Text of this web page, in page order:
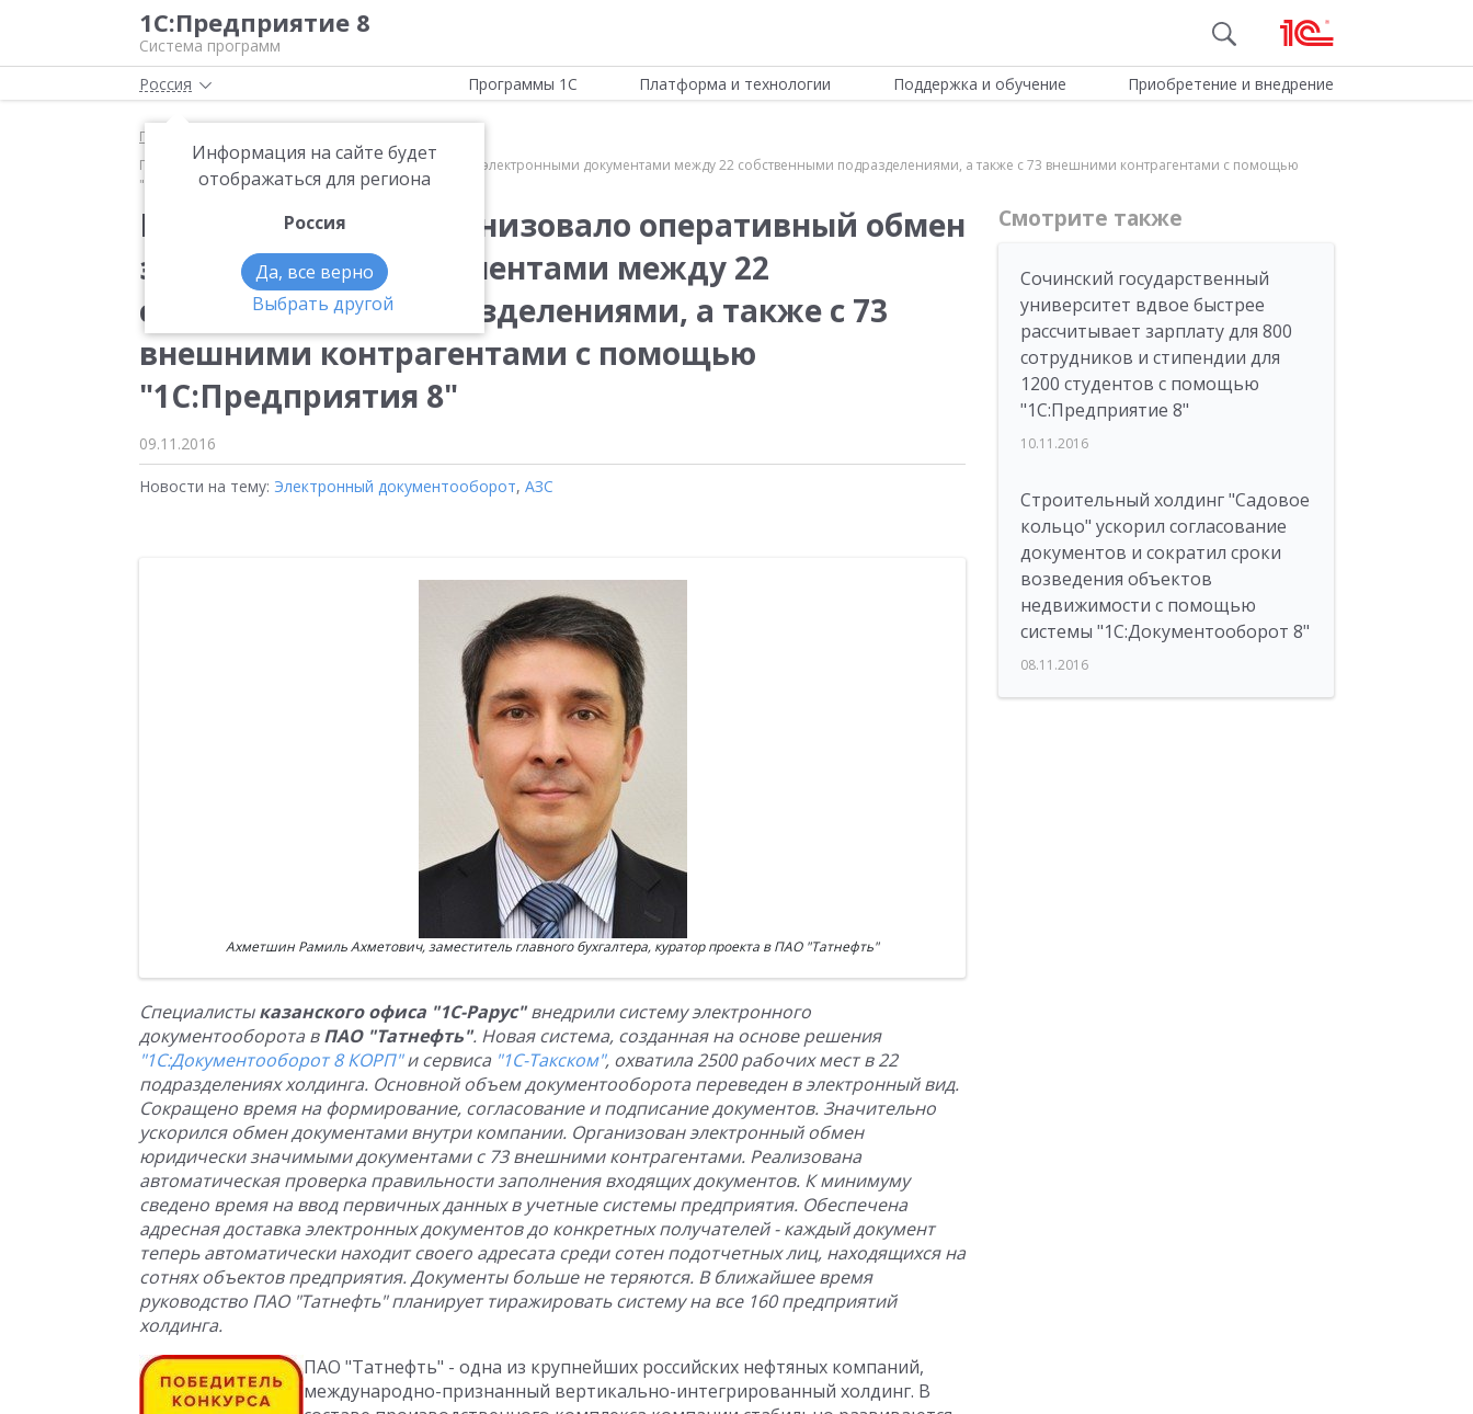
1С:Предприятие 8
Система программ
Россия
Информация на сайте будет
отображаться для региона
Россия
Да, все верно
Выбрать другой
Программы 1С Платформа и технологии Поддержка и обучение Приобретение и внедрение
Главная
ПАО "Татнефть" организовало оперативный обмен электронными документами между 22 собственными подразделениями, а также с 73 внешними контрагентами с помощью
"1С:Предприятия 8"
ПАО "Татнефть" организовало оперативный обмен
электронными документами между 22
собственными подразделениями, а также с 73
внешними контрагентами с помощью
"1С:Предприятия 8"
09.11.2016
Новости на тему: Электронный документооборот, АЗС
Ахметшин Рамиль Ахметович, заместитель главного бухгалтера, куратор проекта в ПАО "Татнефть"
Специалистыказанского офиса "1С-Рарус"внедрили систему электронного
документооборота вПАО "Татнефть". Новая система, созданная на основе решения
"1С:Документооборот 8 КОРП"и сервиса "1С-Такском", охватила 2500 рабочих мест в 22
подразделениях холдинга. Основной объем документооборота переведен в электронный вид.
Сокращено время на формирование, согласование и подписание документов. Значительно
ускорился обмен документами внутри компании. Организован электронный обмен
юридически значимыми документами с 73 внешними контрагентами. Реализована
автоматическая проверка правильности заполнения входящих документов. К минимуму
сведено время на ввод первичных данных в учетные системы предприятия. Обеспечена
адресная доставка электронных документов до конкретных получателей - каждый документ
теперь автоматически находит своего адресата среди сотен подотчетных лиц, находящихся на
сотнях объектов предприятия. Документы больше не теряются. В ближайшее время
руководство ПАО "Татнефть" планирует тиражировать систему на все 160 предприятий
холдинга.
ПАО "Татнефть" - одна из крупнейших российских нефтяных компаний,
международно-признанный вертикально-интегрированный холдинг. В
Смотрите также
Сочинский государственный
университет вдвое быстрее
рассчитывает зарплату для 800
сотрудников и стипендии для
1200 студентов с помощью
"1С:Предприятие 8"
10.11.2016
Строительный холдинг "Садовое
кольцо" ускорил согласование
документов и сократил сроки
возведения объектов
недвижимости с помощью
системы "1С:Документооборот 8"
08.11.2016